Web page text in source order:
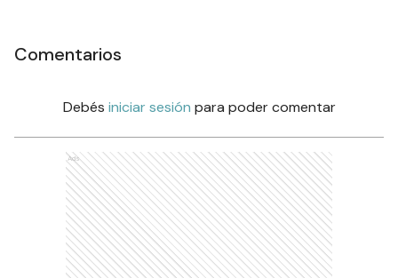
Comentarios
Debés iniciar sesión para poder comentar
Ads